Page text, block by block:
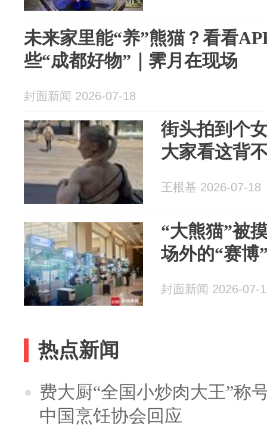
未来家里能“养”熊猫？看看
些“成都好物”｜霁月在现场
封面新闻 2026-07-18
街头拍到个
大家看这背
王根基 2026-07-18
“大熊猫”被
场外的“赛博
封面新闻 2026-07-
热点新闻
费大厨“全国小炒肉大王”称
中国烹饪协会回应